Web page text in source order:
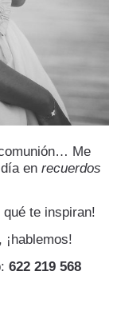
Me
en recuerdos
te inspiran!
622 219 568